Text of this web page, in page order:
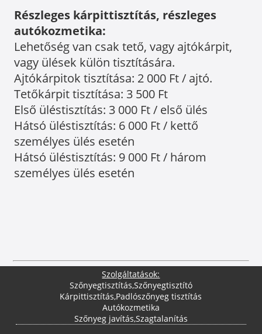
Részleges kárpittisztítás, részleges
autókozmetika:
Lehetőség van csak tető, vagy ajtókárpit,
vagy ülések külön tisztítására.
Ajtókárpitok tisztítása: 2 000 Ft / ajtó.
Tetőkárpit tisztítása: 3 500 Ft
Első üléstisztítás: 3 000 Ft / első ülés
Hátsó üléstisztítás: 6 000 Ft / kettő
személyes ülés esetén
Hátsó üléstisztítás: 9 000 Ft / három
személyes ülés esetén
Szolgáltatások:
Szőnyegtisztítás,Szőnyegtisztító
Kárpittisztítás,Padlószőnyeg tisztítás
Autókozmetika
Szőnyeg javítás,Szagtalanítás